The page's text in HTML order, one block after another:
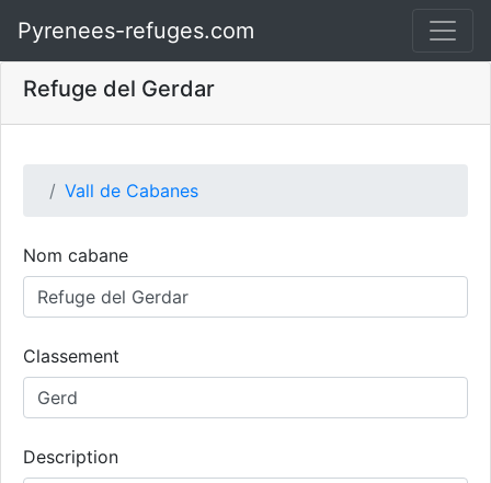
Pyrenees-refuges.com
Refuge del Gerdar
Vall de Cabanes
Nom cabane
Classement
Description